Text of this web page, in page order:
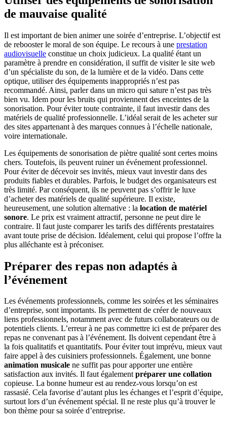
de mauvaise qualité
Il est important de bien animer une soirée d’entreprise. L’objectif est
de rebooster le moral de son équipe. Le recours à une prestation
audiovisuelle constitue un choix judicieux. La qualité étant un
paramètre à prendre en considération, il suffit de visiter le site web
d’un spécialiste du son, de la lumière et de la vidéo. Dans cette
optique, utiliser des équipements inappropriés n’est pas
recommandé. Ainsi, parler dans un micro qui sature n’est pas très
bien vu. Idem pour les bruits qui proviennent des enceintes de la
sonorisation. Pour éviter toute contrainte, il faut investir dans des
matériels de qualité professionnelle. L’idéal serait de les acheter sur
des sites appartenant à des marques connues à l’échelle nationale,
voire internationale.
Les équipements de sonorisation de piètre qualité sont certes moins
chers. Toutefois, ils peuvent ruiner un événement professionnel.
Pour éviter de décevoir ses invités, mieux vaut investir dans des
produits fiables et durables. Parfois, le budget des organisateurs est
très limité. Par conséquent, ils ne peuvent pas s’offrir le luxe
d’acheter des matériels de qualité supérieure. Il existe,
heureusement, une solution alternative : la location de matériel
sonore. Le prix est vraiment attractif, personne ne peut dire le
contraire. Il faut juste comparer les tarifs des différents prestataires
avant toute prise de décision. Idéalement, celui qui propose l’offre la
plus alléchante est à préconiser.
Préparer des repas non adaptés à
l’événement
Les événements professionnels, comme les soirées et les séminaires
d’entreprise, sont importants. Ils permettent de créer de nouveaux
liens professionnels, notamment avec de futurs collaborateurs ou de
potentiels clients. L’erreur à ne pas commettre ici est de préparer des
repas ne convenant pas à l’événement. Ils doivent cependant être à
la fois qualitatifs et quantitatifs. Pour éviter tout imprévu, mieux vaut
faire appel à des cuisiniers professionnels. Également, une bonne
animation musicale ne suffit pas pour apporter une entière
satisfaction aux invités. Il faut égalementpréparer une collation
copieuse. La bonne humeur est au rendez-vous lorsqu’on est
rassasié. Cela favorise d’autant plus les échanges et l’esprit d’équipe,
surtout lors d’un événement spécial. Il ne reste plus qu’à trouver le
bon thème pour sa soirée d’entreprise.